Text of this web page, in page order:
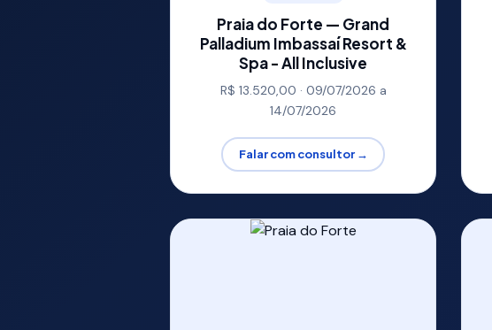
Praia do Forte — Grand
Palladium Imbassaí Resort &
Spa - All Inclusive
R$ 13.520,00 · 09/07/2026 a
14/07/2026
Falar com consultor →